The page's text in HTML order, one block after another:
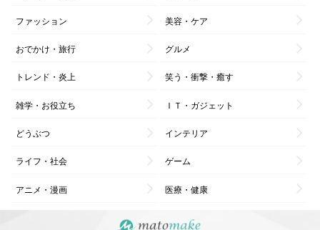
ファッション 美容・ケア
おでかけ・旅行 グルメ
トレンド・炎上 笑う・衝撃・癒す
雑学・お役立ち ＩＴ・ガジェット
どうぶつ インテリア
ライフ・社会 ゲーム
アニメ・漫画 医療・健康